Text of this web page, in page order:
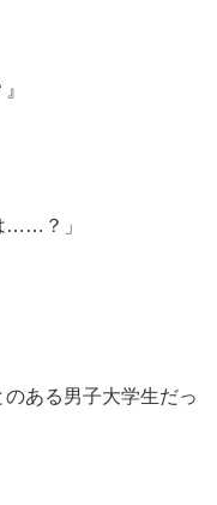
……？」
ある男子大学生だっ